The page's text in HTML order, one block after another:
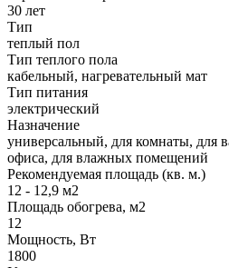
30 лет
Тип
теплый пол
Тип теплого пола
кабельный, нагревательный мат
Тип питания
электрический
Назначение
универсальный, для комнаты, для
офиса, для влажных помещений
Рекомендуемая площадь (кв. м.)
12 - 12,9 м2
Площадь обогрева, м2
12
Мощность, Вт
1800